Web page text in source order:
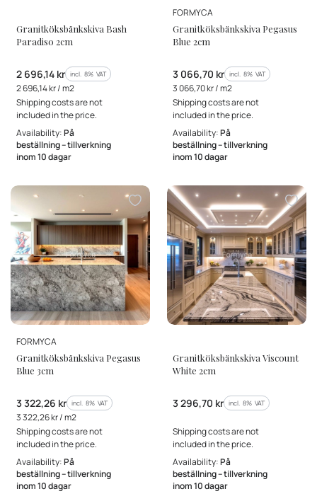
Granitköksbänkskiva Bash
Paradiso 2cm
Gross price
2 696,14 kr incl. %s VAT
incl. 8% VAT
Gross unit price
2 696,14 kr / m2
Shipping costs are not
included in the price.
Availability:På
beställning – tillverkning
inom 10 dagar
MANUFACTURER
FORMYCA
Granitköksbänkskiva Pegasus
Blue 2cm
Gross price
3 066,70 kr incl. %s VAT
incl. 8% VAT
Gross unit price
3 066,70 kr / m2
Shipping costs are not
included in the price.
Availability:På
beställning – tillverkning
inom 10 dagar
MANUFACTURER
FORMYCA
Granitköksbänkskiva Pegasus
Blue 3cm
Gross price
3 322,26 kr incl. %s VAT
incl. 8% VAT
Gross unit price
3 322,26 kr / m2
Shipping costs are not
included in the price.
Availability:På
beställning – tillverkning
inom 10 dagar
Granitköksbänkskiva Viscount
White 2cm
Gross price
3 296,70 kr incl. %s VAT
incl. 8% VAT
Shipping costs are not
included in the price.
Availability:På
beställning – tillverkning
inom 10 dagar